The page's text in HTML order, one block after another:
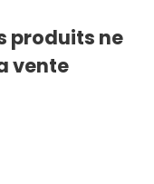
produits ne
vente